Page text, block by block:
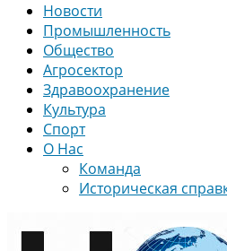
Новости
Промышленность
Общество
Агросектор
Здравоохранение
Культура
Спорт
О Нас
Команда
Историческая